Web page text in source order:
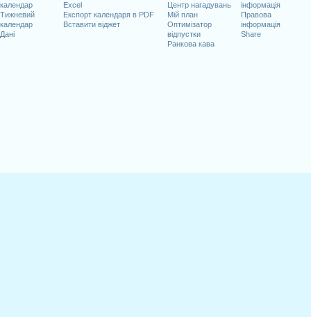
календар
Тижневий
календар
Дані
Excel
Експорт календаря в PDF
Вставити віджет
Центр нагадувань
Мій план
Оптимізатор
відпустки
Ранкова кава
інформація
Правова
інформація
Share